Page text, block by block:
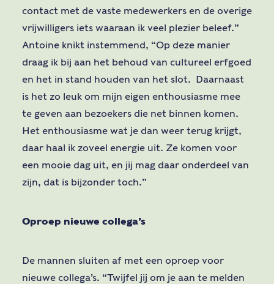
contact met de vaste medewerkers en de overige
vrijwilligers iets waaraan ik veel plezier beleef.”
Antoine knikt instemmend, “Op deze manier
draag ik bij aan het behoud van cultureel erfgoed
en het in stand houden van het slot. Daarnaast
is het zo leuk om mijn eigen enthousiasme mee
te geven aan bezoekers die net binnen komen.
Het enthousiasme wat je dan weer terug krijgt,
daar haal ik zoveel energie uit. Ze komen voor
een mooie dag uit, en jij mag daar onderdeel van
zijn, dat is bijzonder toch.”
Oproep nieuwe collega’s
De mannen sluiten af met een oproep voor
nieuwe collega’s. “Twijfel jij om je aan te melden